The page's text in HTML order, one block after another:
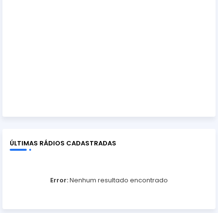
ÚLTIMAS RÁDIOS CADASTRADAS
Error:Nenhum resultado encontrado